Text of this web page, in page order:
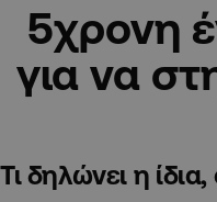
5χρονη
για να
Τι δηλώνει η